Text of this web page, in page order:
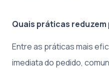
Quais práticas
Entre as práticas mais
imediata do pedido,